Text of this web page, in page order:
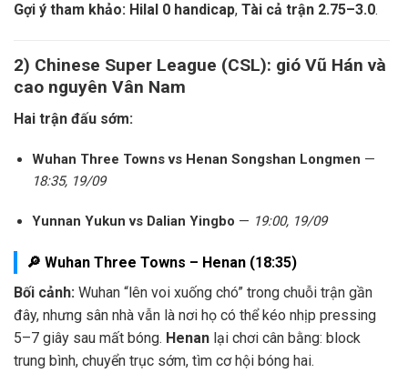
Gợi ý tham khảo: Hilal 0 handicap, Tài cả trận 2.75–3.0.
2) Chinese Super League (CSL): gió Vũ Hán và
cao nguyên Vân Nam
Hai trận đấu sớm:
Wuhan Three Towns vs Henan Songshan Longmen —
18:35, 19/09
Yunnan Yukun vs Dalian Yingbo — 19:00, 19/09
🔎 Wuhan Three Towns – Henan (18:35)
Bối cảnh: Wuhan “lên voi xuống chó” trong chuỗi trận gần
đây, nhưng sân nhà vẫn là nơi họ có thể kéo nhịp pressing
5–7 giây sau mất bóng. Henan lại chơi cân bằng: block
trung bình, chuyển trục sớm, tìm cơ hội bóng hai.